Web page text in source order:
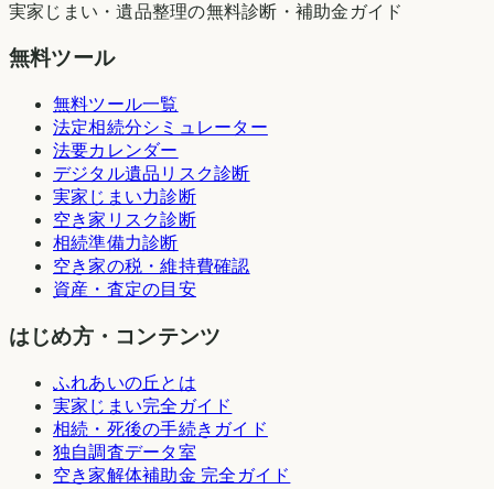
実家じまい・遺品整理の無料診断・補助金ガイド
無料ツール
無料ツール一覧
法定相続分シミュレーター
法要カレンダー
デジタル遺品リスク診断
実家じまい力診断
空き家リスク診断
相続準備力診断
空き家の税・維持費確認
資産・査定の目安
はじめ方・コンテンツ
ふれあいの丘とは
実家じまい完全ガイド
相続・死後の手続きガイド
独自調査データ室
空き家解体補助金 完全ガイド